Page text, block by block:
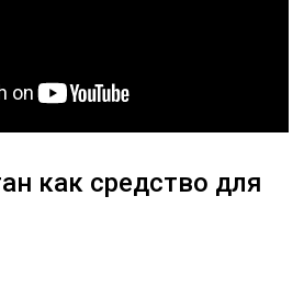
как средство для